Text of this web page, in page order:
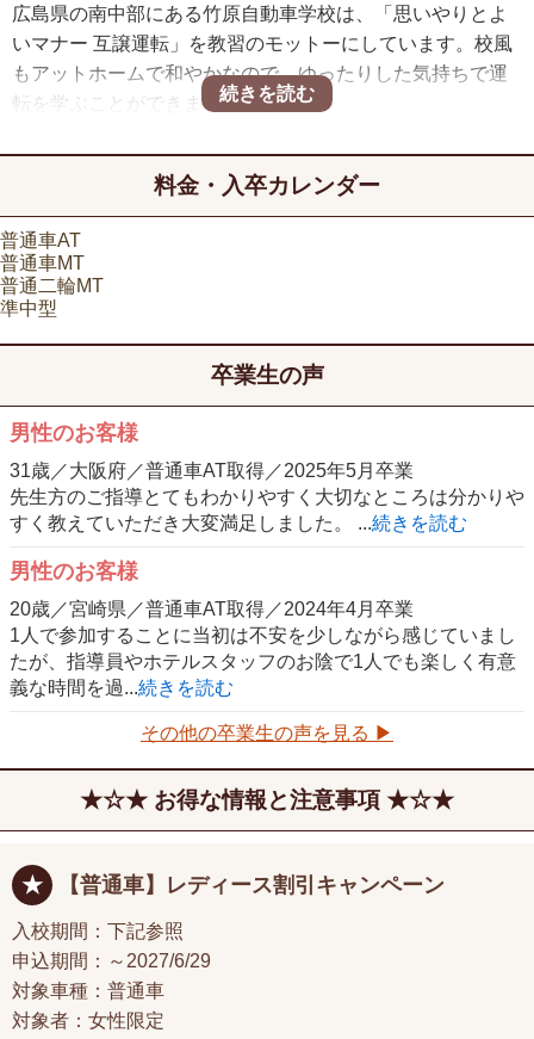
広島県の南中部にある竹原自動車学校は、「思いやりとよ
いマナー 互譲運転」を教習のモットーにしています。校風
もアットホームで和やかなので、ゆったりした気持ちで運
転を学ぶことができます。
とは少ないでしょう。
学校がある竹原市は「安芸の小京都」と呼ばれ、歴史と風
情ある「町並み保存地区」で知られています。空き時間は
散策を楽しめるので、リフレッシュしながら免許を取りた
い方にオススメです。
料金・入卒カレンダー
普通車AT
普通車MT
普通二輪MT
準中型
卒業生の声
男性のお客様
31歳／大阪府／普通車AT取得／2025年5月卒業
先生方のご指導とてもわかりやすく大切なところは分かりや
すく教えていただき大変満足しました。 ...続きを読む
男性のお客様
20歳／宮崎県／普通車AT取得／2024年4月卒業
1人で参加することに当初は不安を少しながら感じていまし
たが、指導員やホテルスタッフのお陰で1人でも楽しく有意
義な時間を過...続きを読む
その他の卒業生の声を見る ▶
お得な情報と注意事項
【普通車】レディース割引キャンペーン
入校期間：下記参照
申込期間：～2027/6/29
対象車種：普通車
対象者：女性限定